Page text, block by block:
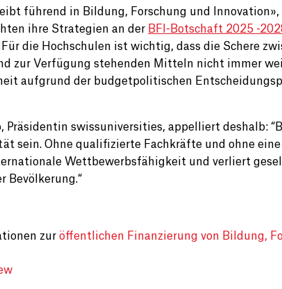
führend in Bildung, Forschung und
ihre Strategien an der BFI-Botschaft 2025 -
die Hochschulen ist wichtig, dass die Schere
zur Verfügung stehenden Mitteln nicht immer
aufgrund der budgetpolitischen
Präsidentin swissuniversities, appelliert deshalb:
sein. Ohne qualifizierte Fachkräfte und ohne
Wettbewerbsfähigkeit und verliert
Bevölkerung.“
zur öffentlichen Finanzierung von Bildung,